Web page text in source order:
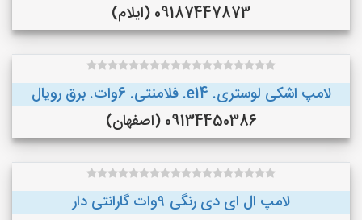
09187447873 (ایلام)
لامپ اشکی لوستری. e14. فلامنتی. 6وات. برق رویال
09134450386 (اصفهان)
لامپ ال ای دی رنگی ۹وات گارانتی دار